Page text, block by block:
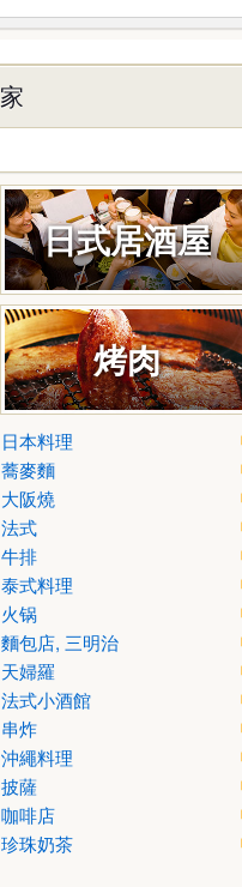
日式居酒屋
烤肉
日本料理
蕎麥麵
大阪燒
法式
牛排
泰式料理
火锅
麵包店, 三明治
天婦羅
法式小酒館
串炸
沖繩料理
披薩
咖啡店
珍珠奶茶